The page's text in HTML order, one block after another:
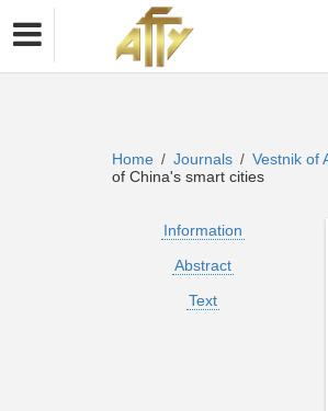
Home / Journals / Vestnik of
of China's smart cities
Information
Abstract
Text